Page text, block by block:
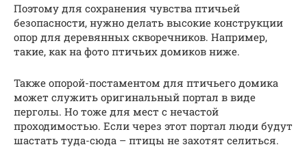
Поэтому для сохранения чувства птичьей
безопасности, нужно делать высокие конструкции
опор для деревянных скворечников. Например,
такие, как на фото птичьих домиков ниже.
Также опорой-постаментом для птичьего домика
может служить оригинальный портал в виде
перголы. Но тоже для мест с нечастой
проходимостью. Если через этот портал люди будут
шастать туда-сюда – птицы не захотят селиться.